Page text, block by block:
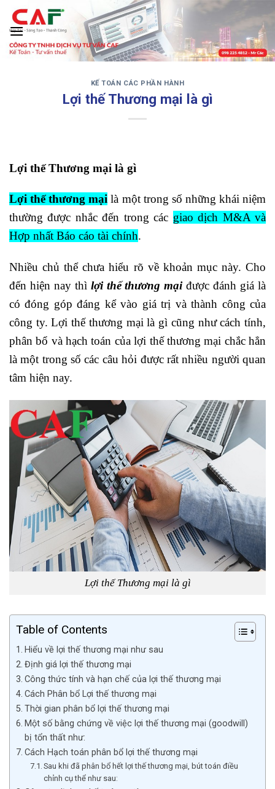
Skip
content
‹ ›
KẾ TOÁN CÁC PHẦN HÀNH
Lợi thế Thương mại là gì
Lợi thế Thương mại là gì
Lợi thế thương mại là một trong số những khái niệm
thường được nhắc đến trong các giao dịch M&A và
Hợp nhất Báo cáo tài chính.
Nhiều chủ thể chưa hiểu rõ về khoản mục này. Cho
đến hiện nay thì lợi thế thương mạiđược đánh giá là
có đóng góp đáng kể vào giá trị và thành công của
công ty. Lợi thế thương mại là gì cũng như cách tính,
phân bổ và hạch toán của lợi thế thương mại chắc hẳn
là một trong số các câu hỏi được rất nhiều người quan
tâm hiện nay.
Lợi thế Thương mại là gì
Table of Contents
Hiểu về lợi thế thương mại như sau
Định giá lợi thế thương mại
Công thức tính và hạn chế của lợi thế thương mại
Cách Phân bổ Lợi thế thương mại
Thời gian phân bổ lợi thế thương mại
Một số bằng chứng về việc lợi thế thương mại (goodwill)
bị tổn thất như:
Cách Hạch toán phân bổ lợi thế thương mại
Sau khi đã phân bổ hết lợi thế thương mại, bút toán điều
chỉnh cụ thể như sau: